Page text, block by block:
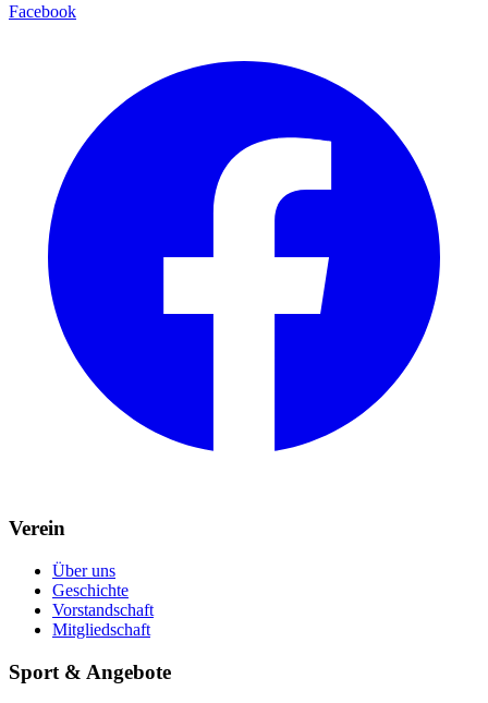
Facebook
Verein
Über uns
Geschichte
Vorstandschaft
Mitgliedschaft
Sport & Angebote